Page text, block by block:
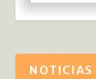
NOTICIAS